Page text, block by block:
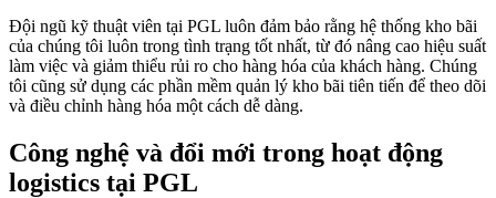
Đội ngũ kỹ thuật viên tại PGL luôn đảm bảo rằng hệ thống kho bãi
của chúng tôi luôn trong tình trạng tốt nhất, từ đó nâng cao hiệu suất
làm việc và giảm thiểu rủi ro cho hàng hóa của khách hàng. Chúng
tôi cũng sử dụng các phần mềm quản lý kho bãi tiên tiến để theo dõi
và điều chỉnh hàng hóa một cách dễ dàng.
Công nghệ và đổi mới trong hoạt động
logistics tại PGL